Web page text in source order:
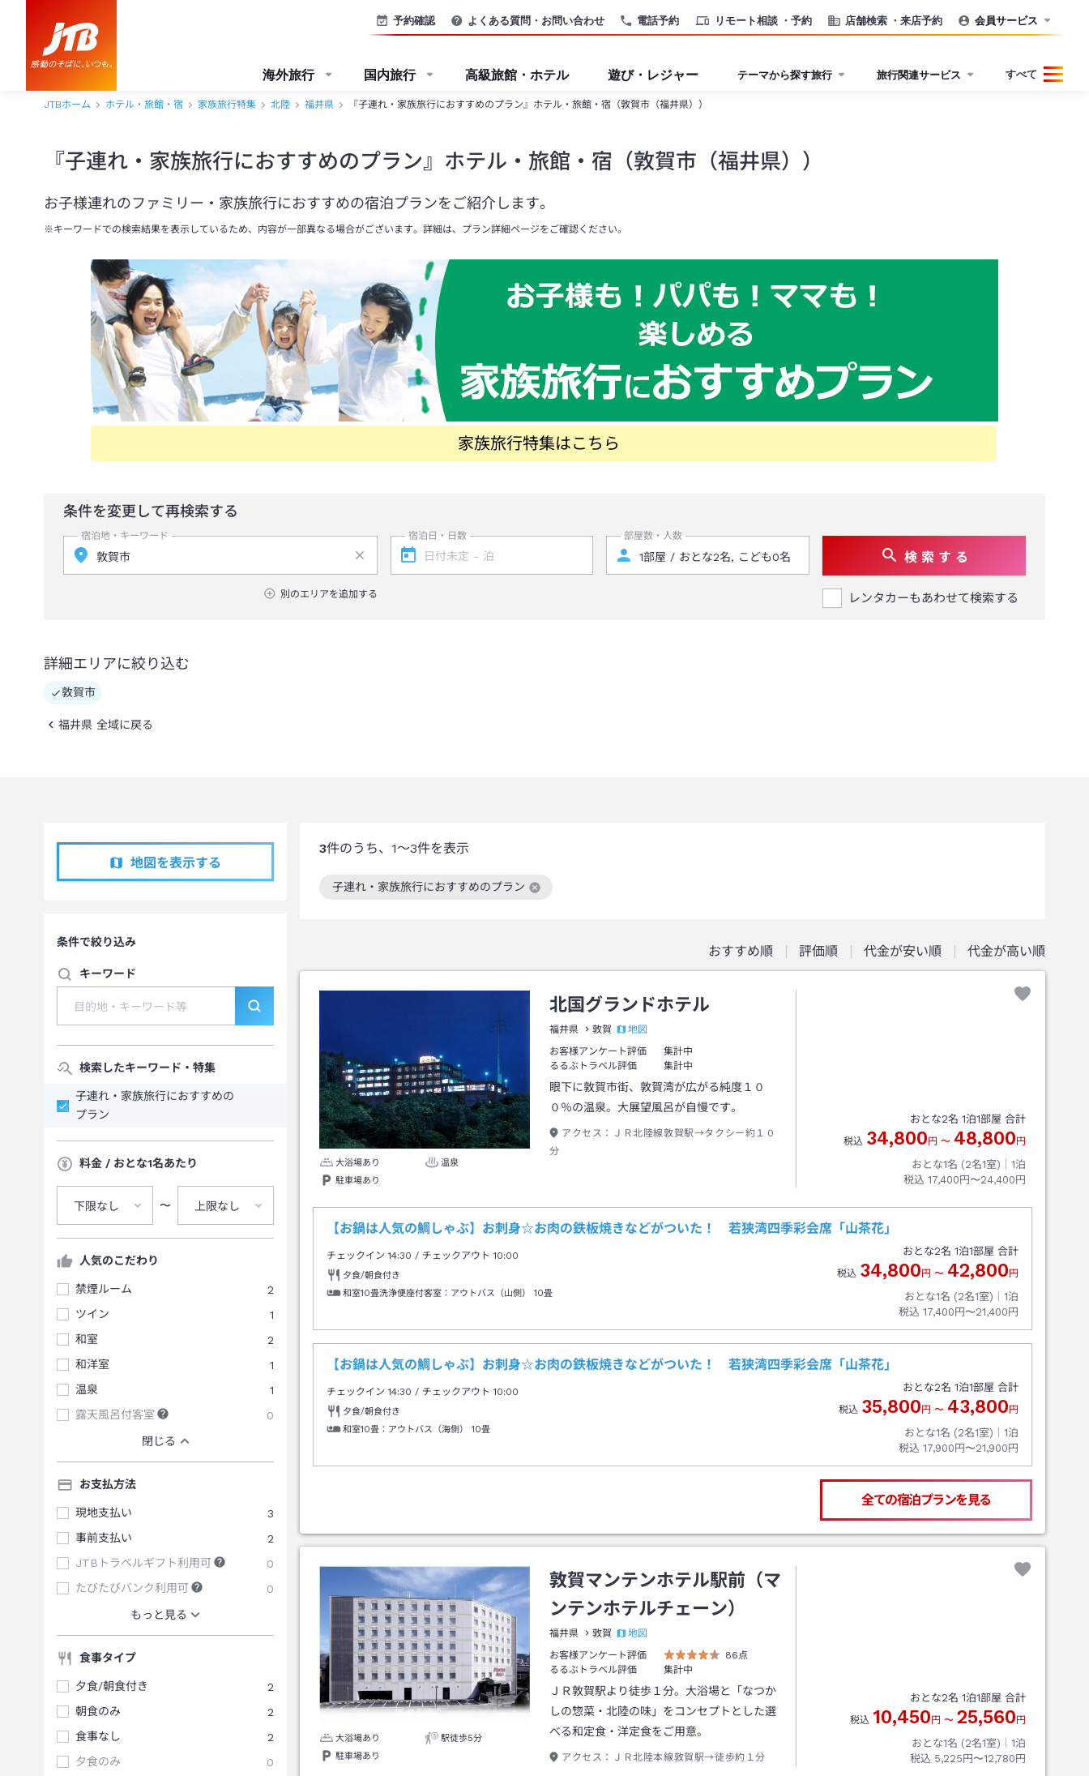
電話予約 リモート相談 ・予約 店舗検索 ・来店予約
予約確認 よくある質問・お問い合わせ 会員サービス
海外旅行 国内旅行 高級旅館・ホテル 遊び・レジャー テーマから探す旅行 旅行関連サービス すべて
JTBホーム ホテル・旅館・宿 家族旅行特集 北陸 福井県 『子連れ・家族旅行におすすめのプラン』ホテル・旅館・宿（敦賀市（福井県））
『子連れ・家族旅行におすすめのプラン』ホテル・旅館・宿（敦賀市（福井県））
お子様連れのファミリー・家族旅行におすすめの宿泊プランをご紹介します。
※キーワードでの検索結果を表示しているため、内容が一部異なる場合がございます。詳細は、プラン詳細ページをご確認ください。
家族旅行特集はこちら
条件を変更して再検索する
宿泊地・キーワード
別のエリアを追加する
宿泊日・日数 部屋数・人数
検 索 す る
レンタカーもあわせて検索する
詳細エリアに絞り込む
敦賀市
福井県 全域に戻る
地図を表示する
条件で絞り込み
キーワード
検索したキーワード・特集
子連れ・家族旅行におすすめの
プラン
料金 / おとな1名あたり
下限なし 〜 上限なし
人気のこだわり
禁煙ルーム
2
ツイン
1
和室
2
和洋室
1
温泉
1
露天風呂付客室
0
閉じる
お支払方法
現地支払い
3
事前支払い
2
JTBトラベルギフト利用可
0
たびたびバンク利用可
0
もっと見る
食事タイプ
夕食/朝食付き
2
朝食のみ
2
食事なし
2
夕食のみ
0
3件のうち、 1～3件を表示
子連れ・家族旅行におすすめのプラン
この絞り込み条件を解除
おすすめ順 評価順 代金が安い順 代金が高い順
大浴場あり
温泉
駐車場あり
北国グランドホテル
福井県 敦賀
地図
お客様アンケート評価
集計中
るるぶトラベル評価
集計中
眼下に敦賀市街、敦賀湾が広がる純度１０
０％の温泉。大展望風呂が自慢です。
アクセス：
ＪＲ北陸線敦賀駅→タクシー約１０
分
おとな2名 1泊1部屋 合計
税込 34,800 円 〜 48,800 円
おとな1名 (2名1室)｜ 1泊
税込 17,400円〜24,400円
【お鍋は人気の鯛しゃぶ】お刺身☆お肉の鉄板焼きなどがついた！ 若狭湾四季彩会席「山茶花」
チェックイン14:30 / チェックアウト 10:00
夕食/朝食付き
和室10畳洗浄便座付客室：アウトバス（山側）
10畳
おとな2名 1泊1部屋 合計
税込 34,800 円 〜 42,800 円
おとな1名 (2名1室)｜ 1泊
税込 17,400円〜21,400円
【お鍋は人気の鯛しゃぶ】お刺身☆お肉の鉄板焼きなどがついた！ 若狭湾四季彩会席「山茶花」
チェックイン14:30 / チェックアウト 10:00
夕食/朝食付き
和室10畳：アウトバス（海側）
10畳
おとな2名 1泊1部屋 合計
税込 35,800 円 〜 43,800 円
おとな1名 (2名1室)｜ 1泊
税込 17,900円〜21,900円
全ての宿泊プランを見る
大浴場あり
駅徒歩5分
駐車場あり
敦賀マンテンホテル駅前（マ
ンテンホテルチェーン）
福井県 敦賀
地図
お客様アンケート評価
86点
るるぶトラベル評価
集計中
ＪＲ敦賀駅より徒歩１分。大浴場と「なつか
しの惣菜・北陸の味」をコンセプトとした選
べる和定食・洋定食をご用意。
アクセス： ＪＲ北陸本線敦賀駅→徒歩約１分
おとな2名 1泊1部屋 合計
税込 10,450 円 〜 25,560 円
おとな1名 (2名1室)｜ 1泊
税込 5,225円〜12,780円